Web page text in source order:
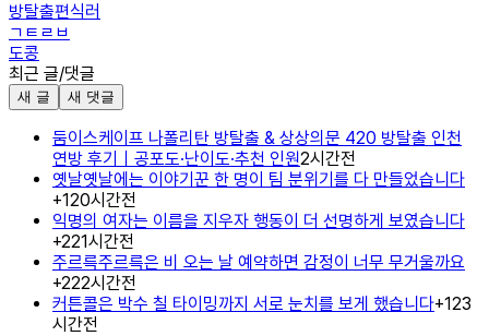
방탈출편식러
ㄱㅌㄹㅂ
도콩
최근 글/댓글
새 글 새 댓글
둠이스케이프 나폴리탄 방탈출 & 상상의문 420 방탈출 인천
연방 후기｜공포도·난이도·추천 인원2시간전
옛날옛날에는 이야기꾼 한 명이 팀 분위기를 다 만들었습니다
+120시간전
익명의 여자는 이름을 지우자 행동이 더 선명하게 보였습니다
+221시간전
주르륵주르륵은 비 오는 날 예약하면 감정이 너무 무거울까요
+222시간전
커튼콜은 박수 칠 타이밍까지 서로 눈치를 보게 했습니다+123
시간전